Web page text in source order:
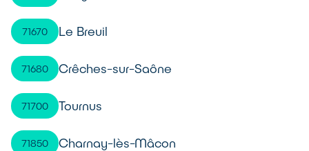
71670 Le Breuil
71680 Crêches-sur-Saône
71700 Tournus
71850 Charnay-lès-Mâcon